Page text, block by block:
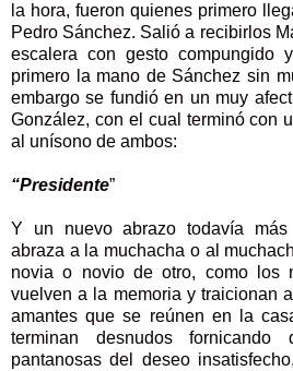
la hora, fueron quienes primero
Pedro Sánchez. Salió a recibirlos
escalera con gesto compungido
primero la mano de Sánchez sin
embargo se fundió en un muy
González, con el cual terminó con
al unísono de ambos:
“Presidente”
Y un nuevo abrazo todavía más
abraza a la muchacha o al
novia o novio de otro, como los
vuelven a la memoria y traicionan
amantes que se reúnen en la
terminan desnudos
pantanosas del deseo